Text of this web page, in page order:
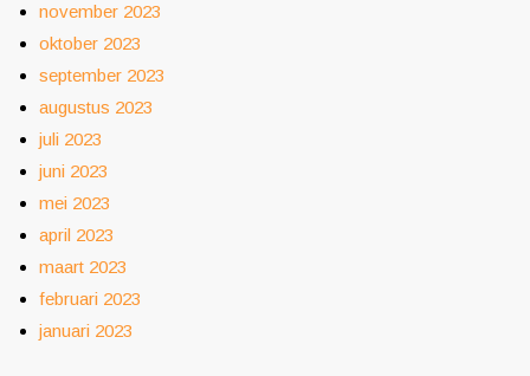
november 2023
oktober 2023
september 2023
augustus 2023
juli 2023
juni 2023
mei 2023
april 2023
maart 2023
februari 2023
januari 2023